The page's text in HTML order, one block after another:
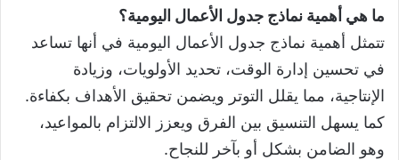
ما هي أهمية نماذج جدول الأعمال اليومية؟
تتمثل أهمية نماذج جدول الأعمال اليومية في أنها تساعد
في تحسين إدارة الوقت، تحديد الأولويات، وزيادة
الإنتاجية، مما يقلل التوتر ويضمن تحقيق الأهداف بكفاءة.
كما يسهل التنسيق بين الفرق ويعزز الالتزام بالمواعيد،
وهو الضامن بشكل أو بآخر للنجاح.